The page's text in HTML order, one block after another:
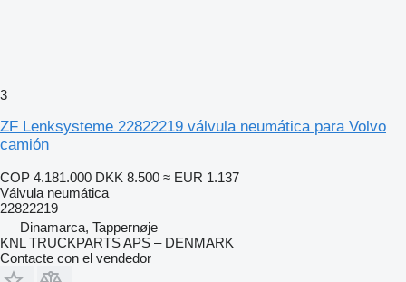
3
ZF Lenksysteme 22822219 válvula neumática para Volvo
camión
COP 4.181.000 DKK 8.500 ≈ EUR 1.137
Válvula neumática
22822219
Dinamarca, Tappernøje
KNL TRUCKPARTS APS – DENMARK
Contacte con el vendedor